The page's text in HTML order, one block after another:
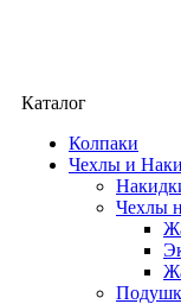
Каталог
Колпаки
Чехлы и
Чехлы